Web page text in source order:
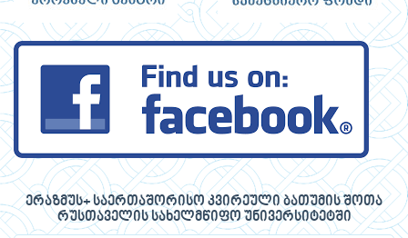
ერაზმუს+ საერთაშორისო კვირეული ბათუმის შოთა
რუსთაველის სახელმწიფო უნივერსიტეტში